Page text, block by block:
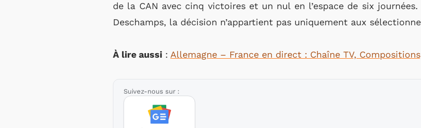
de la CAN avec cinq victoires et un nul en l’espace de six
Deschamps, la décision n’appartient pas uniquement aux
À lire aussi : Allemagne – France en direct : Chaîne TV,
Suivez-nous sur :